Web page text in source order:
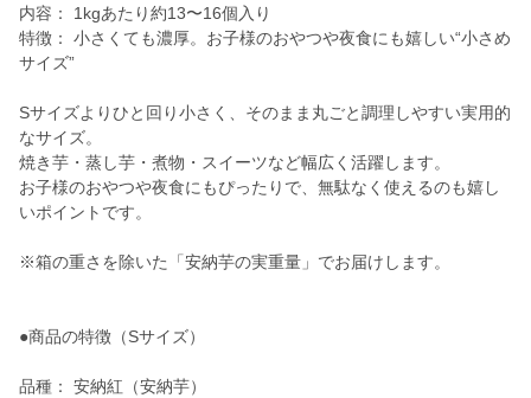
内容： 1kgあたり約13〜16個入り
特徴： 小さくても濃厚。お子様のおやつや夜食にも嬉しい“小さめ
サイズ”
Sサイズよりひと回り小さく、そのまま丸ごと調理しやすい実用的
なサイズ。
焼き芋・蒸し芋・煮物・スイーツなど幅広く活躍します。
お子様のおやつや夜食にもぴったりで、無駄なく使えるのも嬉し
いポイントです。
※箱の重さを除いた「安納芋の実重量」でお届けします。
●商品の特徴（Sサイズ）
品種： 安納紅（安納芋）